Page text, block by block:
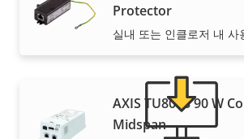
Protector
실내 또는 인클로저 내 사
AXIS TU8003 90 W
Midspan